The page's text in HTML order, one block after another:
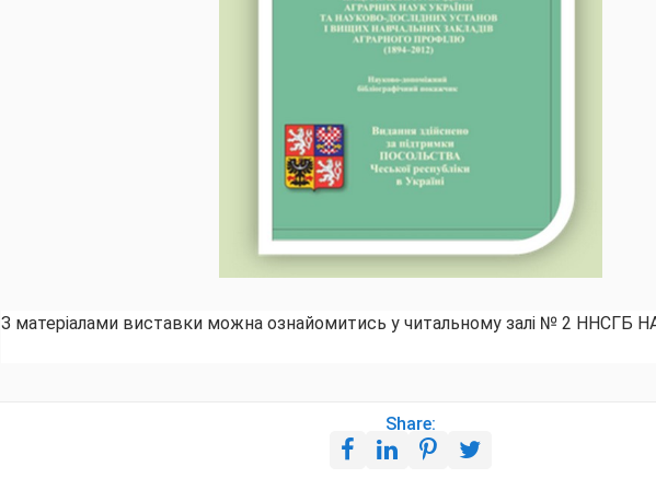
З матеріалами виставки можна ознайомитись у читальному залі № 2 ННСГБ
Share: